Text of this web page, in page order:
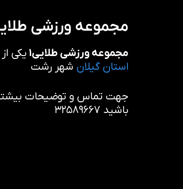
مجموعه ورزشی
مجموعه ورزشی طلایی۱ یکی
استان گیلان شهر رشت
جهت تماس و توضیحات بیشتر
باشید ۳۲۵۸۹۶۶۷